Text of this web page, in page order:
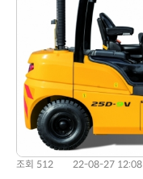
조회 512 22-08-27 12:08